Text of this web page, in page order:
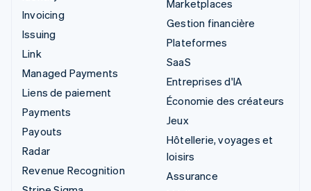
Invoicing
Issuing
Link
Managed Payments
Liens de paiement
Payments
Payouts
Radar
Revenue Recognition
Marketplaces
Gestion financière
Plateformes
SaaS
Entreprises d'IA
Économie des créateurs
Jeux
Hôtellerie, voyages et
loisirs
Assurance